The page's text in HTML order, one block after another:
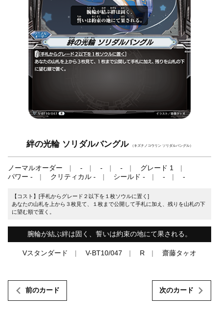
絆の光輪 ソリダルバングル （キズナノコウリン ソリダルバングル）
ノーマルオーダー - - -
グレード 1
パワー -
クリティカル - シールド - - -
【コスト】[手札からグレード２以下を１枚ソウルに置く]
あなたの山札を上から３枚見て、１枚まで公開して手札に加え、残りを山札の下
に望む順で置く。
腕輪が結ぶ絆は固く、誓いは約束の地にて果される。
Vスタンダード V-BT10/047 R 齋藤タヶオ
前のカード 次のカード